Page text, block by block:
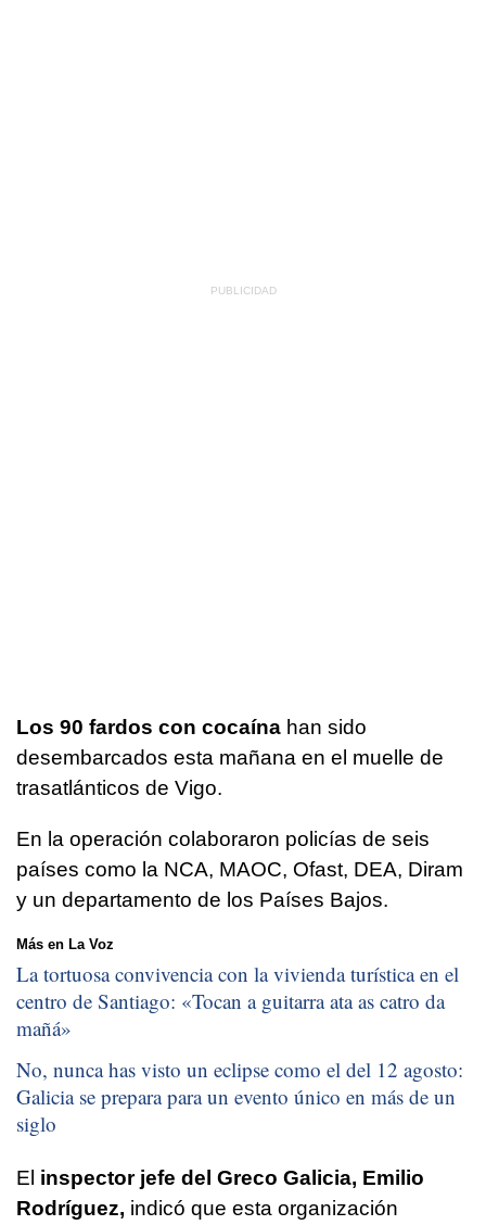
Los 90 fardos con cocaína han sido
desembarcados esta mañana en el muelle de
trasatlánticos de Vigo.
En la operación colaboraron policías de seis
países como la NCA, MAOC, Ofast, DEA, Diram
y un departamento de los Países Bajos.
Más en La Voz
La tortuosa convivencia con la vivienda turística en el
centro de Santiago: «Tocan a guitarra ata as catro da
mañá»
No, nunca has visto un eclipse como el del 12 agosto:
Galicia se prepara para un evento único en más de un
siglo
El inspector jefe del Greco Galicia, Emilio
Rodríguez, indicó que esta organización